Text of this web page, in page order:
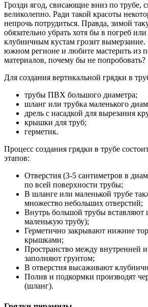
Грозди ягод, свисающие вниз по трубе,
великолепно. Ради такой красоты
непрочь потрудиться. Правда, зимой
обязательно убрать хотя бы в погреб
клубничным кустам грозит
южном регионе и любите мастерить из
материалов, почему бы не попробовать?
Для создания вертикальной грядки в
трубы ПВХ большого диаметра;
шланг или трубка маленького
дрель с насадкой для вырезания
крышки для труб;
герметик.
Процесс создания грядки в трубе
этапов:
Отверстия (3-5 сантиметров в
по всей поверхности трубы;
В шланге или маленькой трубе
множество небольших отверстий;
Внутрь большой трубы вставляют
маленькую трубу);
Герметично закрывают нижние
крышками;
Пространство между внутренней
заполняют грунтом;
В отверстия высаживают
Полив и подкормки производят
(шланг).